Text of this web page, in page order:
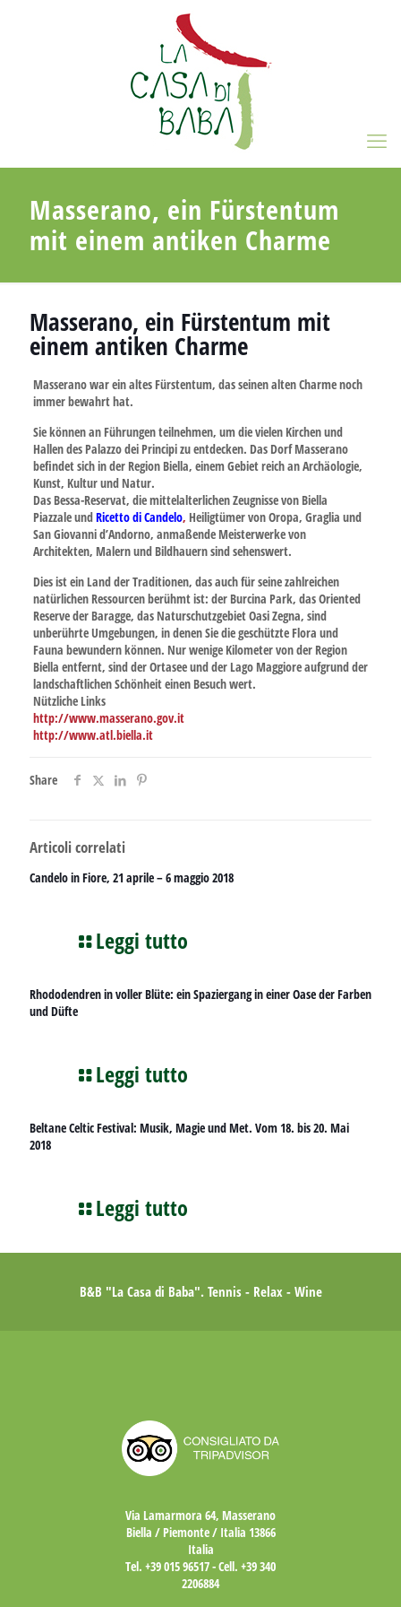
Masserano, ein Fürstentum
mit einem antiken Charme
Masserano, ein Fürstentum mit
einem antiken Charme
Masserano war ein altes Fürstentum, das seinen alten Charme noch
immer bewahrt hat.
Sie können an Führungen teilnehmen, um die vielen Kirchen und
Hallen des Palazzo dei Principizu entdecken. Das Dorf Masserano
befindet sich in der Region Biella, einem Gebiet reich an Archäologie,
Kunst, Kultur und Natur.
Das Bessa-Reservat, die mittelalterlichen Zeugnisse von Biella
Piazzale undRicetto di Candelo, Heiligtümer von Oropa, Graglia und
San Giovanni d’Andorno, anmaßende Meisterwerke von
Architekten, Malern und Bildhauern sind sehenswert.
Dies ist ein Land der Traditionen, das auch für seine zahlreichen
natürlichen Ressourcen berühmt ist: der Burcina Park, das Oriented
Reserve der Baragge, das Naturschutzgebiet Oasi Zegna, sind
unberührte Umgebungen, in denen Sie die geschützte Flora und
Fauna bewundern können. Nur wenige Kilometer von der Region
Biella entfernt, sind der Ortasee und der Lago Maggioreaufgrund der
landschaftlichen Schönheit einen Besuch wert.
Nützliche Links
http://www.masserano.gov.it
http://www.atl.biella.it
Share
Articoli correlati
Candelo in Fiore, 21 aprile – 6 maggio 2018
Leggi tutto
Rhododendren in voller Blüte: ein Spaziergang in einer Oase der Farben
und Düfte
Leggi tutto
Beltane Celtic Festival: Musik, Magie und Met. Vom 18. bis 20. Mai
2018
Leggi tutto
B&B "La Casa di Baba". Tennis - Relax - Wine
Via Lamarmora 64, Masserano
Biella / Piemonte / Italia 13866
Italia
Tel. +39 015 96517- Cell. +39 340
2206884